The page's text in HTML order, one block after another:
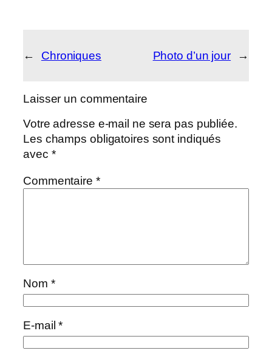
← Chroniques Photo d’un jour →
Laisser un commentaire
Votre adresse e-mail ne sera pas publiée.
Les champs obligatoires sont indiqués
avec *
Commentaire *
Nom *
E-mail*